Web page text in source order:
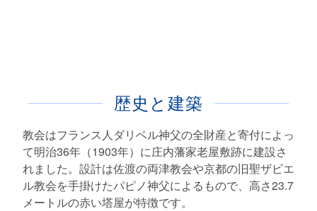
歴史と建築
教会はフランス人ダリベル神父の全財産と寄付によっ
て明治36年（1903年）に庄内藩家老屋敷跡に建設さ
れました。設計は佐渡の両津教会や京都の旧聖ザビエ
ル教会を手掛けたパピノ神父によるもので、高さ23.7
メートルの赤い塔屋が特徴です。